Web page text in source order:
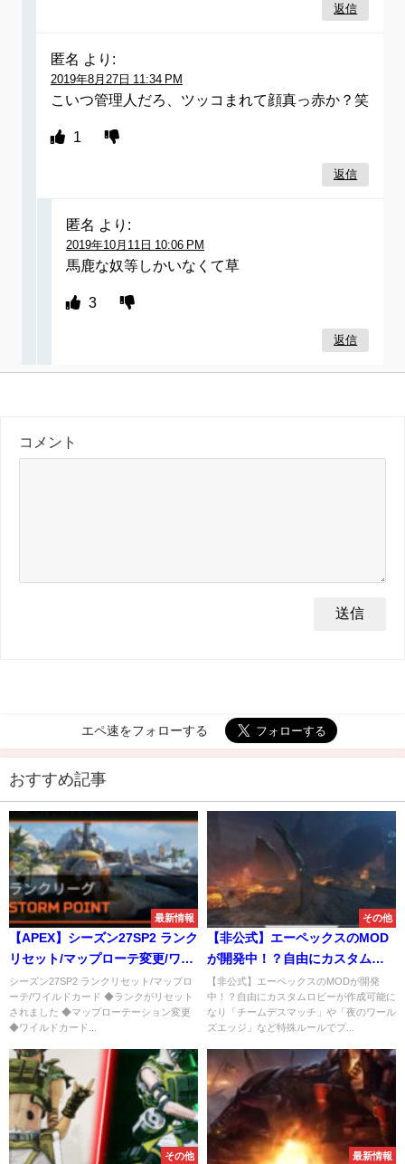
返信
匿名 より:
2019年8月27日 11:34 PM
こいつ管理人だろ、ツッコまれて顔真っ赤か？笑
1
返信
匿名 より:
2019年10月11日 10:06 PM
馬鹿な奴等しかいなくて草
3
返信
コメント
エペ速をフォローする
おすすめ記事
最新情報
【APEX】シーズン27SP2 ランク
リセット/マップローテ変更/ワイ
ルドカード
シーズン27SP2 ランクリセット/マップロ
ーテ/ワイルドカード ◆ランクがリセット
されました ◆マップローテーション変更
◆ワイルドカード...
その他
【非公式】エーペックスのMOD
が開発中！？自由にカスタムロ
ビーが作成可能になり「チーム
デスマッチ」や「夜のワールズ
エッジ」など特殊ルールでプレ
【非公式】エーペックスのMODが開発
中！？自由にカスタムロビーが作成可能に
なり「チームデスマッチ」や「夜のワール
ズエッジ」など特殊ルールでプ...
その他 最新情報